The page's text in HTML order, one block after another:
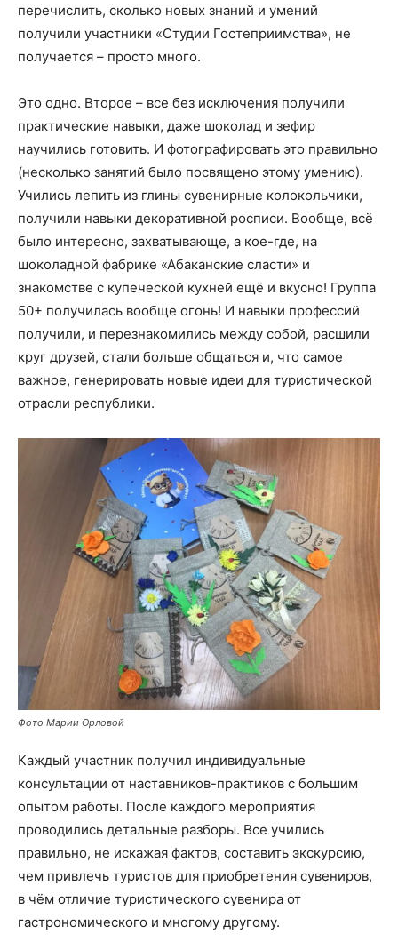
перечислить, сколько новых знаний и умений
получили участники «Студии Гостеприимства», не
получается – просто много.
Это одно. Второе – все без исключения получили
практические навыки, даже шоколад и зефир
научились готовить. И фотографировать это правильно
(несколько занятий было посвящено этому умению).
Учились лепить из глины сувенирные колокольчики,
получили навыки декоративной росписи. Вообще, всё
было интересно, захватывающе, а кое-где, на
шоколадной фабрике «Абаканские сласти» и
знакомстве с купеческой кухней ещё и вкусно! Группа
50+ получилась вообще огонь! И навыки профессий
получили, и перезнакомились между собой, расшили
круг друзей, стали больше общаться и, что самое
важное, генерировать новые идеи для туристической
отрасли республики.
Фото Марии Орловой
Каждый участник получил индивидуальные
консультации от наставников-практиков с большим
опытом работы. После каждого мероприятия
проводились детальные разборы. Все учились
правильно, не искажая фактов, составить экскурсию,
чем привлечь туристов для приобретения сувениров,
в чём отличие туристического сувенира от
гастрономического и многому другому.